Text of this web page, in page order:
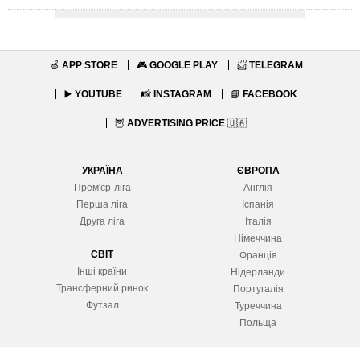
🍏 APP STORE 🎮 GOOGLE PLAY 📨 TELEGRAM
▶️ YOUTUBE 📸 INSTAGRAM 📘 FACEBOOK
🦉 ADVERTISING PRICE 🇺🇦
УКРАЇНА
Прем'єр-ліга
Перша ліга
Друга ліга
СВІТ
Інші країни
Трансферний ринок
Футзал
ЄВРОПА
Англія
Іспанія
Італія
Німеччина
Франція
Нідерланди
Португалія
Туреччина
Польща